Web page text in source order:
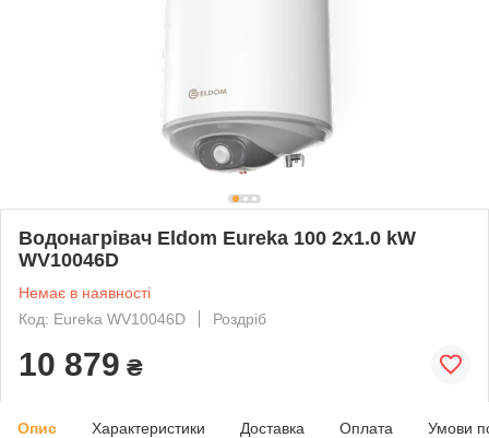
Водонагрівач Eldom Eureka 100 2x1.0 kW
WV10046D
Немає в наявності
Код: Eureka WV10046D
Роздріб
10 879 ₴
Опис Характеристики Доставка Оплата Умови